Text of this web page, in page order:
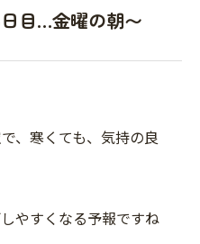
目…金曜の朝〜
、寒くても、気持の良
やすくなる予報ですね